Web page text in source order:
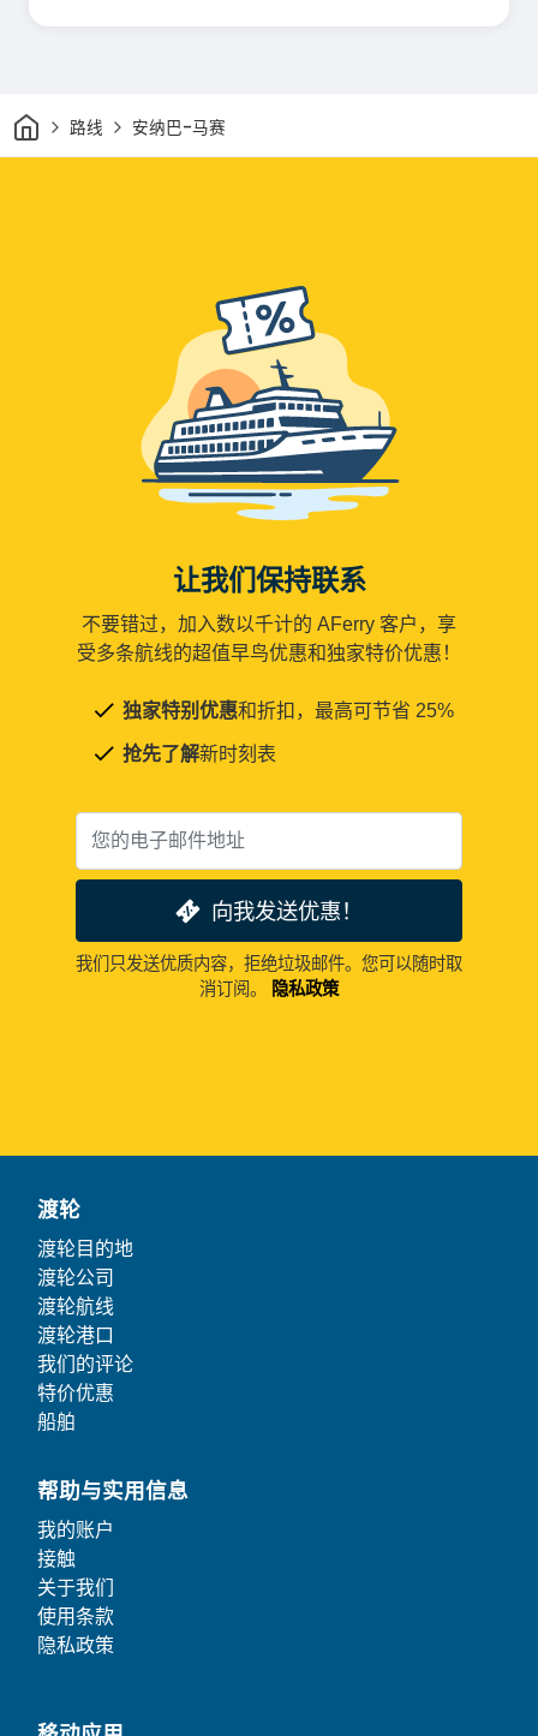
家 路线 安纳巴-马赛
让我们保持联系
不要错过，加入数以千计的 AFerry 客户，享
受多条航线的超值早鸟优惠和独家特价优惠！
独家特别优惠和折扣，最高可节省 25%
抢先了解新时刻表
向我发送优惠！
我们只发送优质内容，拒绝垃圾邮件。您可以随时取
消订阅。
隐私政策
渡轮
渡轮目的地
渡轮公司
渡轮航线
渡轮港口
我们的评论
特价优惠
船舶
帮助与实用信息
我的账户
接触
关于我们
使用条款
隐私政策